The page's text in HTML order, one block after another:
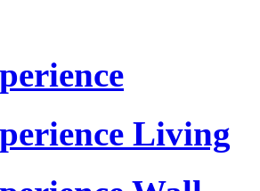
Living